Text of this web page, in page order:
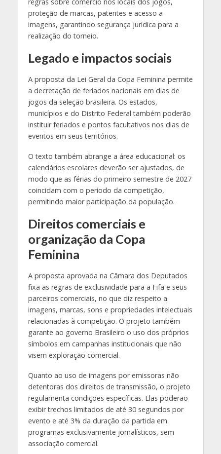
proteção de marcas, patentes e acesso a
imagens, garantindo segurança jurídica para a
realização do torneio.
Legado e impactos sociais
A proposta da Lei Geral da Copa Feminina permite
a decretação de feriados nacionais em dias de
jogos da seleção brasileira. Os estados,
municípios e do Distrito Federal também poderão
instituir feriados e pontos facultativos nos dias de
eventos em seus territórios.
O texto também abrange a área educacional: os
calendários escolares deverão ser ajustados, de
modo que as férias do primeiro semestre de 2027
coincidam com o período da competição,
permitindo maior participação da população.
Direitos comerciais e
organização da Copa
Feminina
A proposta aprovada na Câmara dos Deputados
fixa as regras de exclusividade para a Fifa e seus
parceiros comerciais, no que diz respeito a
imagens, marcas, sons e propriedades intelectuais
relacionadas à competição. O projeto também
garante ao governo Brasileiro o uso dos próprios
símbolos em campanhas institucionais que não
visem exploração comercial.
Quanto ao uso de imagens por emissoras não
detentoras dos direitos de transmissão, o projeto
regulamenta condições específicas. Elas poderão
exibir trechos limitados de até 30 segundos por
evento e até 3% da duração da partida em
programas exclusivamente jornalísticos, sem
associação comercial.